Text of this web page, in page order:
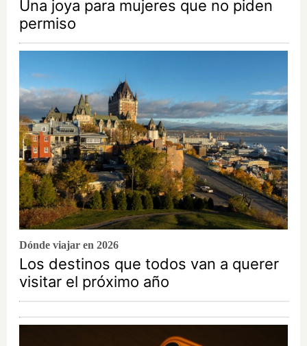
Una joya para mujeres que no piden
permiso
Dónde viajar en 2026
Los destinos que todos van a querer
visitar el próximo año